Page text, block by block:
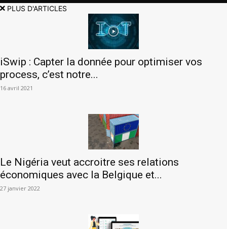
PLUS D'ARTICLES
iSwip : Capter la donnée pour optimiser vos
process, c’est notre...
16 avril 2021
Le Nigéria veut accroitre ses relations
économiques avec la Belgique et...
27 janvier 2022